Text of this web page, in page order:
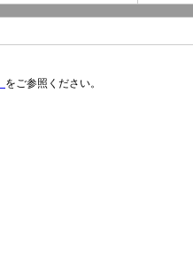
をご参照ください。